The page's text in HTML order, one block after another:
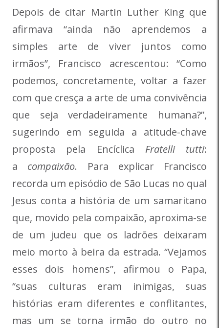
Depois de citar Martin Luther King que
afirmava “ainda não aprendemos a
simples arte de viver juntos como
irmãos”, Francisco acrescentou: “Como
podemos, concretamente, voltar a fazer
com que cresça a arte de uma convivência
que seja verdadeiramente humana?”,
sugerindo em seguida a atitude-chave
proposta pela Encíclica Fratelli tutti:
a compaixão. Para explicar Francisco
recorda um episódio de São Lucas no qual
Jesus conta a história de um samaritano
que, movido pela compaixão, aproxima-se
de um judeu que os ladrões deixaram
meio morto à beira da estrada. “Vejamos
esses dois homens”, afirmou o Papa,
“suas culturas eram inimigas, suas
histórias eram diferentes e conflitantes,
mas um se torna irmão do outro no